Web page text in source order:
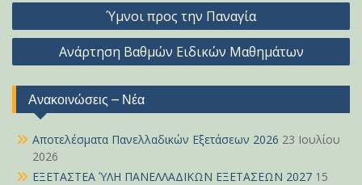
Πλοήγηση
άρθρων
Ύμνοι προς την Παναγία
Ανάρτηση Βαθμών Ειδικών Μαθημάτων
Ανακοινώσεις – Νέα
Αποτελέσματα Πανελλαδικών Εξετάσεων 2026 23 Ιουλίου
2026
ΕΞΕΤΑΣΤΕΑ ΎΛΗ ΠΑΝΕΛΛΑΔΙΚΩΝ ΕΞΕΤΑΣΕΩΝ 2027 15